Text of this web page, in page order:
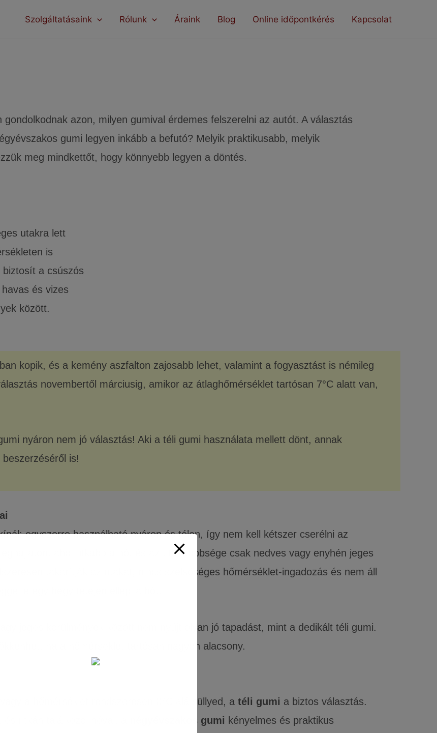
Szolgáltatásaink Rólunk Áraink Blog Online időpontkérés Kapcsolat
azon, milyen gumival érdemes felszerelni az autót. A választás
gumi legyen inkább a befutó? Melyik praktikusabb, melyik
meg mindkettőt, hogy könnyebb legyen a döntés.
utakra lett
is
a csúszós
és vizes
között.
kopik, és a kemény aszfalton zajosabb lehet, valamint a fogyasztást is némileg
novembertől márciusig, amikor az átlaghőmérséklet tartósan 7°C alatt van,
nyáron nem jó választás! Aki a téli gumi használata mellett dönt, annak
is!
egyszerre használható nyáron és télen, így nem kell kétszer cserélni az
ahol ritkább a hó, és az utak többsége csak nedves vagy enyhén jeges
takarítják az utakat, nincs szélsőséges hőmérséklet-ingadozás és nem áll
egy hegy tetején ellepi a hó…
jeges körülmények között nem nyújt olyan jó tapadást, mint a dedikált téli gumi.
ha a hőmérséklet tartósan nagyon alacsony.
a hőmérséklet rendszeresen 0°C alá süllyed, a téli gumi a biztos választás.
ritkán találkozol hóval, a
négyévszakos gumi kényelmes és praktikus